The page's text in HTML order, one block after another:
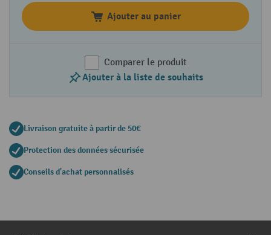
Ajouter au panier
Comparer le produit
Ajouter à la liste de souhaits
Livraison gratuite à partir de 50€
Protection des données sécurisée
Conseils d'achat personnalisés